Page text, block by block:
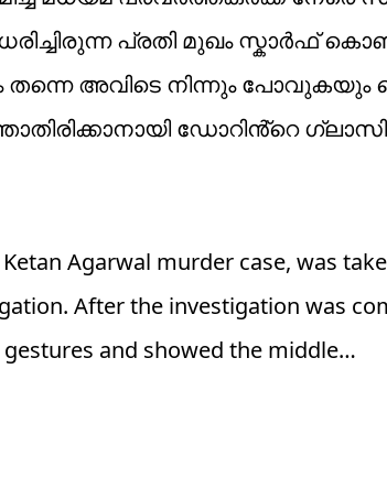
പ്രതി മുഖം സ്കാർഫ്
തന്നെ അവിടെ നിന്നും
ഡോറിൻ്റെ
Agarwal murder case, was
After the investigation was
and showed the middle…